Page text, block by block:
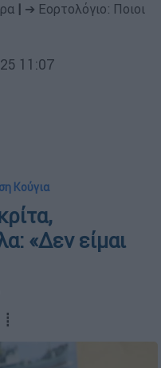
➔ Εορτολόγιο: Ποιοι
11:07
Κούγια
«Δεν είμαι